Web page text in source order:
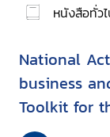
หนังสือทั่ว
National
business
Toolkit for